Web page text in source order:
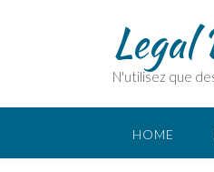
N'utilisez que
HOME